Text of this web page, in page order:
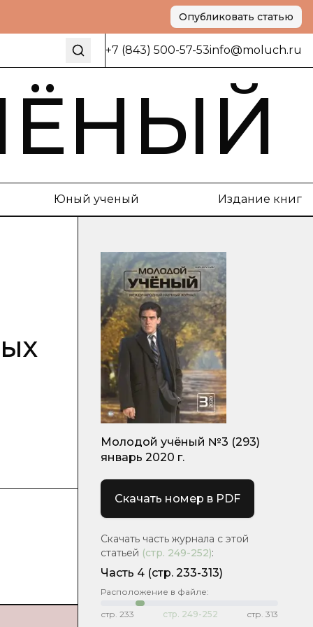
Опубликовать статью
+7 (843) 500-57-53info@moluch.ru
Юный ученый Издание книг
Молодой учёный №3 (293)
январь 2020 г.
Скачать номер в PDF
Скачать часть журнала с этой
статьей (стр. 249-252):
Часть 4 (стр. 233-313)
Расположение в файле:
стр. 233 стр. 249-252 стр. 313